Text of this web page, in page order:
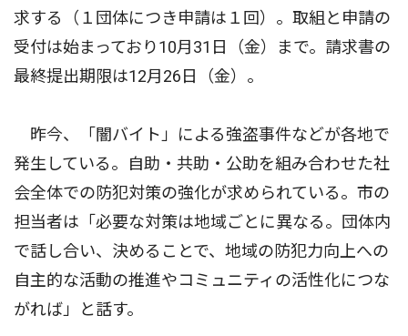
求する（１団体につき申請は１回）。取組と申請の
受付は始まっており10月31日（金）まで。請求書の
最終提出期限は12月26日（金）。
昨今、「闇バイト」による強盗事件などが各地で
発生している。自助・共助・公助を組み合わせた社
会全体での防犯対策の強化が求められている。市の
担当者は「必要な対策は地域ごとに異なる。団体内
で話し合い、決めることで、地域の防犯力向上への
自主的な活動の推進やコミュニティの活性化につな
がれば」と話す。